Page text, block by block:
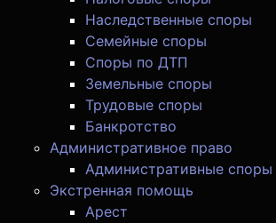
Наследственные споры
Семейные споры
Споры по ДТП
Земельные споры
Трудовые споры
Банкротство
Административное право
Административные споры
Экстренная помощь
Арест